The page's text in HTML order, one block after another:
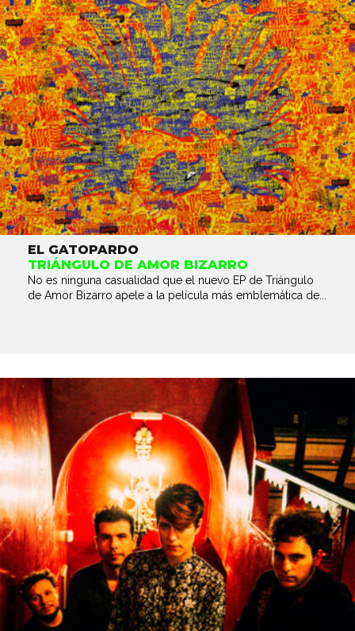
EL GATOPARDO
TRIÁNGULO DE AMOR BIZARRO
No es ninguna casualidad que el nuevo EP de Triángulo
de Amor Bizarro apele a la película más emblemática de...